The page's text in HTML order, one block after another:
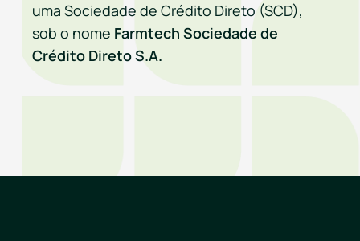
uma Sociedade de Crédito Direto (SCD),
sob o nome Farmtech Sociedade de
Crédito Direto S.A.